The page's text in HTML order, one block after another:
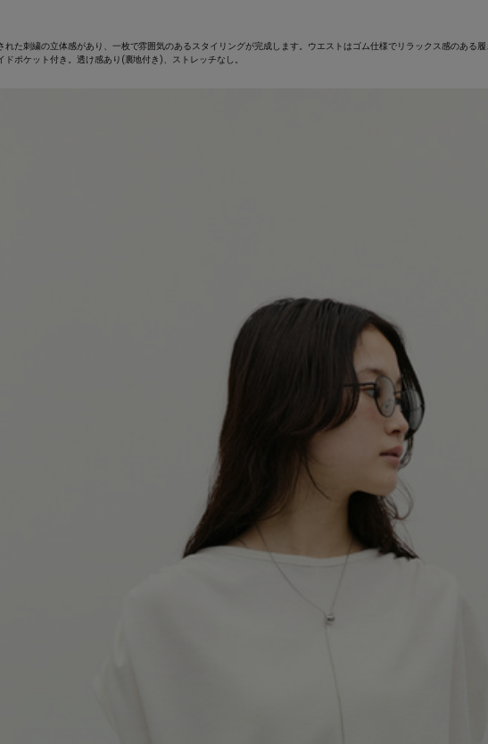
た刺繍の立体感があり、一枚で雰囲気のあるスタイリングが完成します。ウエストはゴム仕様でリラックス感のある
ポケット付き。透け感あり(裏地付き)、ストレッチなし。